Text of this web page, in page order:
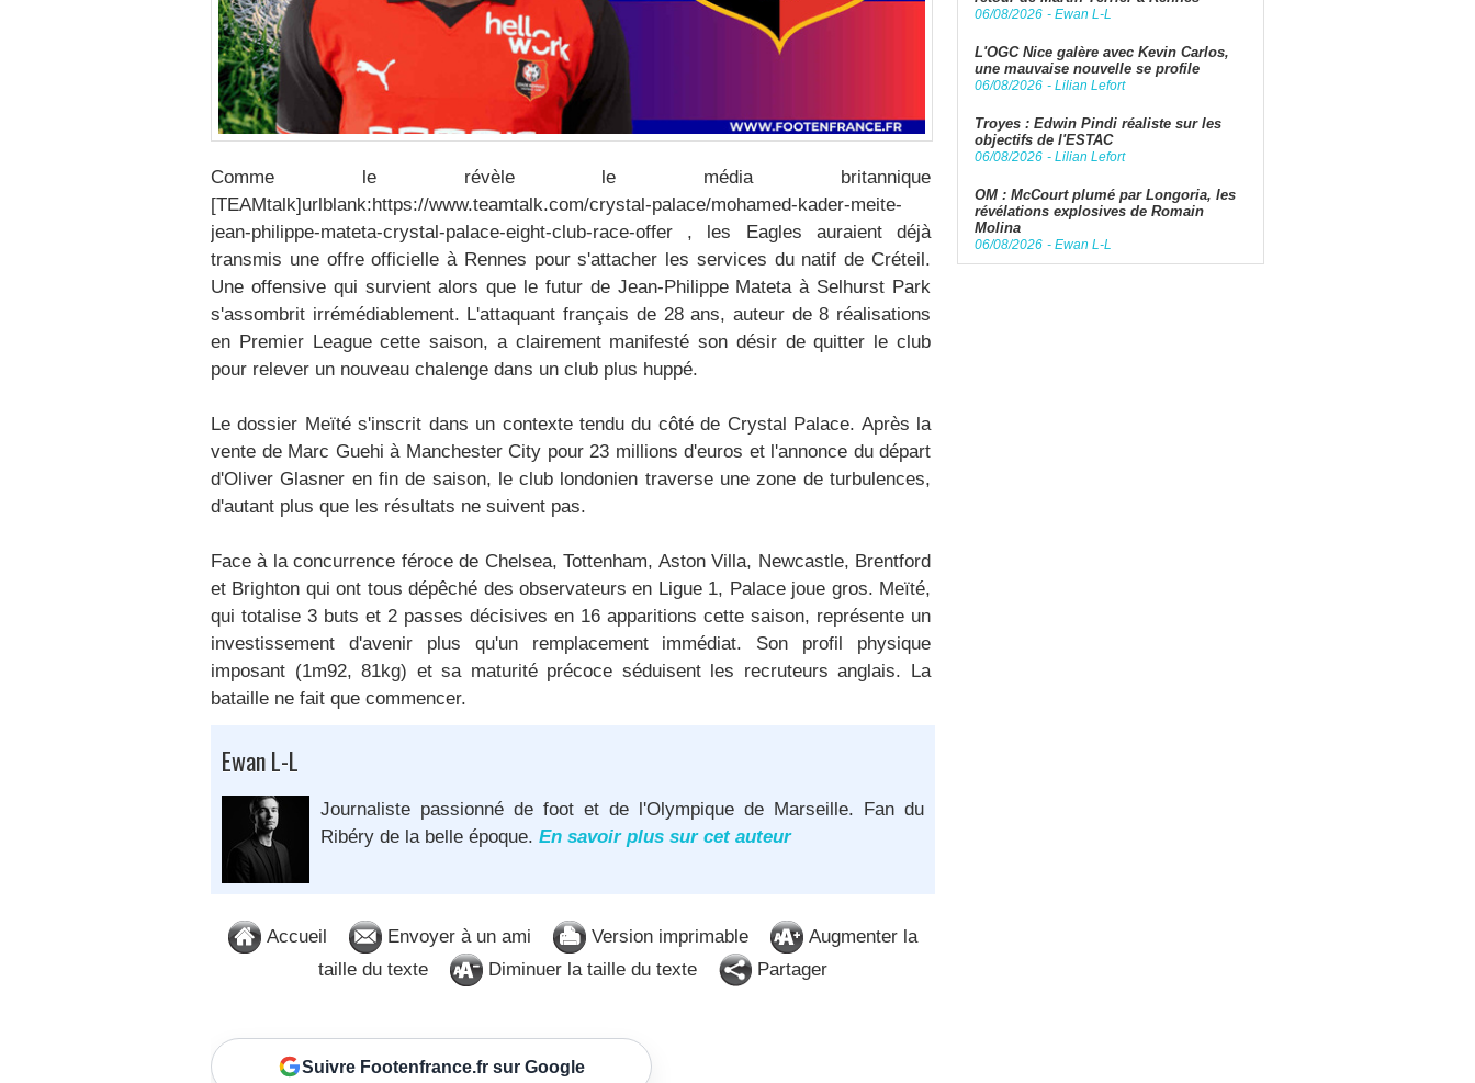
Comme le révèle le média britannique
[TEAMtalk]urlblank:https://www.teamtalk.com/crystal-palace/mohamed-kader-meite-
jean-philippe-mateta-crystal-palace-eight-club-race-offer , les Eagles auraient déjà
transmis une offre officielle à Rennes pour s'attacher les services du natif de Créteil.
Une offensive qui survient alors que le futur de Jean-Philippe Mateta à Selhurst Park
s'assombrit irrémédiablement. L'attaquant français de 28 ans, auteur de 8 réalisations
en Premier League cette saison, a clairement manifesté son désir de quitter le club
pour relever un nouveau chalenge dans un club plus huppé.
Le dossier Meïté s'inscrit dans un contexte tendu du côté de Crystal Palace. Après la
vente de Marc Guehi à Manchester City pour 23 millions d'euros et l'annonce du départ
d'Oliver Glasner en fin de saison, le club londonien traverse une zone de turbulences,
d'autant plus que les résultats ne suivent pas.
Face à la concurrence féroce de Chelsea, Tottenham, Aston Villa, Newcastle, Brentford
et Brighton qui ont tous dépêché des observateurs en Ligue 1, Palace joue gros. Meïté,
qui totalise 3 buts et 2 passes décisives en 16 apparitions cette saison, représente un
investissement d'avenir plus qu'un remplacement immédiat. Son profil physique
imposant (1m92, 81kg) et sa maturité précoce séduisent les recruteurs anglais. La
bataille ne fait que commencer.
Ewan L-L
Journaliste passionné de foot et de l'Olympique de Marseille. Fan du
Ribéry de la belle époque. En savoir plus sur cet auteur
Accueil Envoyer à un ami Version imprimable
Augmenter la
taille du texte
Diminuer la taille du texte Partager
Suivre Footenfrance.fr sur Google
06/08/2026 - Ewan L-L
L'OGC Nice galère avec Kevin Carlos,
une mauvaise nouvelle se profile
06/08/2026 - Lilian Lefort
Troyes : Edwin Pindi réaliste sur les
objectifs de l'ESTAC
06/08/2026 - Lilian Lefort
OM : McCourt plumé par Longoria, les
révélations explosives de Romain
Molina
06/08/2026 - Ewan L-L